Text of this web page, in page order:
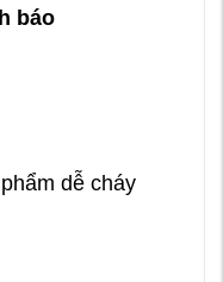
báo
dễ cháy